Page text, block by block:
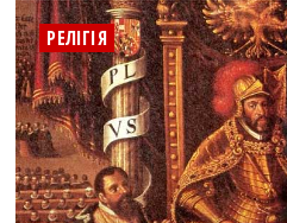
РЕЛІГІЯ